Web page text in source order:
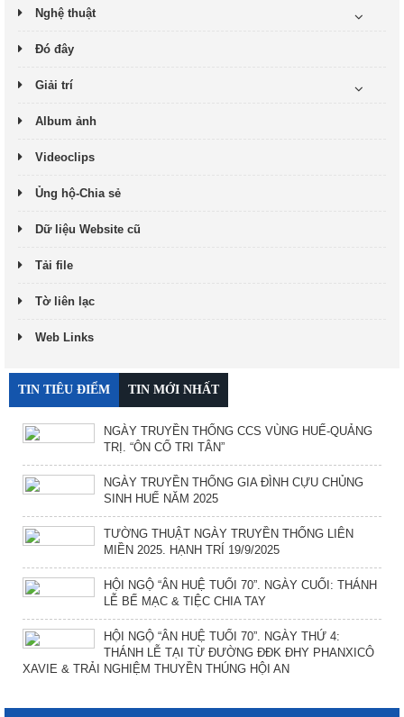
Nghệ thuật
Đó đây
Giải trí
Album ảnh
Videoclips
Ủng hộ-Chia sẻ
Dữ liệu Website cũ
Tải file
Tờ liên lạc
Web Links
TIN TIÊU ĐIỂM TIN MỚI NHẤT
NGÀY TRUYỀN THỐNG CCS VÙNG HUẾ-QUẢNG
TRỊ. “ÔN CỐ TRI TÂN”
NGÀY TRUYỀN THỐNG GIA ĐÌNH CỰU CHỦNG
SINH HUẾ NĂM 2025
TƯỜNG THUẬT NGÀY TRUYỀN THỐNG LIÊN
MIỀN 2025. HẠNH TRÍ 19/9/2025
HỘI NGỘ “ÂN HUỆ TUỔI 70”. NGÀY CUỐI: THÁNH
LỄ BẾ MẠC & TIỆC CHIA TAY
HỘI NGỘ “ÂN HUỆ TUỔI 70”. NGÀY THỨ 4:
THÁNH LỄ TẠI TỪ ĐƯỜNG ĐĐK ĐHY PHANXICÔ
XAVIE & TRẢI NGHIỆM THUYỀN THÚNG HỘI AN